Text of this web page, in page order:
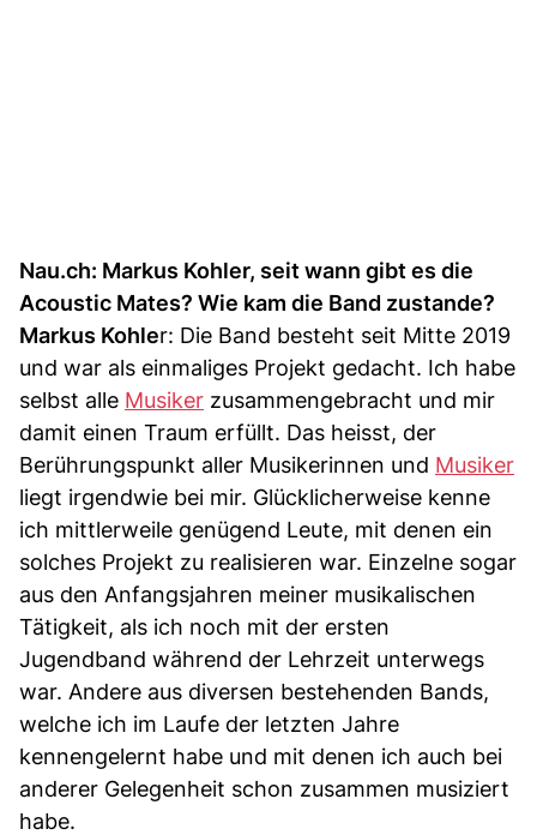
Nau.ch: Markus Kohler, seit wann gibt es die
Acoustic Mates? Wie kam die Band zustande?
Markus Kohler: Die Band besteht seit Mitte 2019
und war als einmaliges Projekt gedacht. Ich habe
selbst alle Musiker zusammengebracht und mir
damit einen Traum erfüllt. Das heisst, der
Berührungspunkt aller Musikerinnen und Musiker
liegt irgendwie bei mir. Glücklicherweise kenne
ich mittlerweile genügend Leute, mit denen ein
solches Projekt zu realisieren war. Einzelne sogar
aus den Anfangsjahren meiner musikalischen
Tätigkeit, als ich noch mit der ersten
Jugendband während der Lehrzeit unterwegs
war. Andere aus diversen bestehenden Bands,
welche ich im Laufe der letzten Jahre
kennengelernt habe und mit denen ich auch bei
anderer Gelegenheit schon zusammen musiziert
habe.